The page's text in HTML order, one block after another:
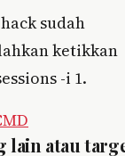
sudah
ketikkan
-i 1.
lain atau